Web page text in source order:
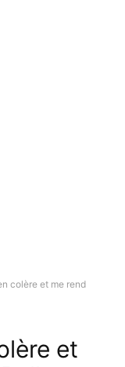
colère et me rend
et